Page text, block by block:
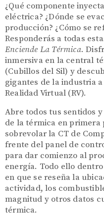
¿Qué componente
eléctrica? ¿Dónde se
producción? ¿Cómo se
Responderás a todas
Enciende La Térmica.
inmersiva en la central
(Cubillos del Sil) y
gigantes de la industria
Realidad Virtual (RV).
Abre todos tus sentidos
de la térmica en primera
sobrevolar la CT de
frente del panel de
para dar comienzo al
energía. Todo ello
en que se reseña la
actividad, los
magnitud y otros datos
térmica.